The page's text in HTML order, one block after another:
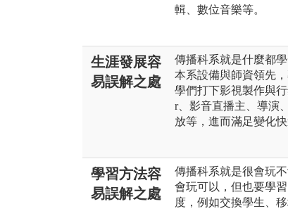
輯、數位音樂等。
生涯發展容
易誤解之處
傳播科系就是什麼都
本系設備與師資領先
學們打下影視製作與
r、影音直播主、導演
放等，進而滿足變化
學習方法容
易誤解之處
傳播科系就是很會玩
會玩可以，但也要學
度，例如交換學生、